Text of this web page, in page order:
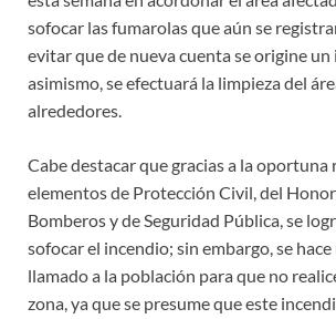
sofocar las fumarolas que aún se
evitar que de nueva cuenta se origine un
asimismo, se efectuará la limpieza del
alrededores.
Cabe destacar que gracias a la oportuna
elementos de Protección Civil, del
Bomberos y de Seguridad Pública, se
sofocar el incendio; sin embargo, se
llamado a la población para que no
zona, ya que se presume que este